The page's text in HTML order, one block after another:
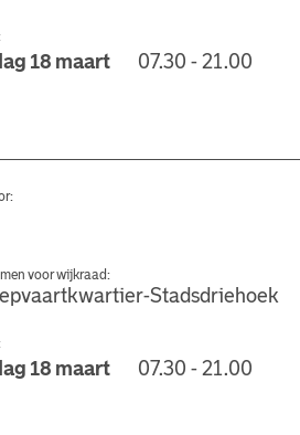
18 maart 07.30 - 21.00
voor wijkraad:
Stadsdriehoek
18 maart 07.30 - 21.00
Rotterdam